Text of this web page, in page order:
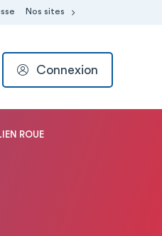
Nos sites
Connexion
ROUE